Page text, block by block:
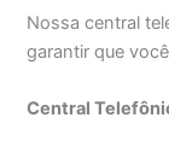
Nossa central
garantir que
Central